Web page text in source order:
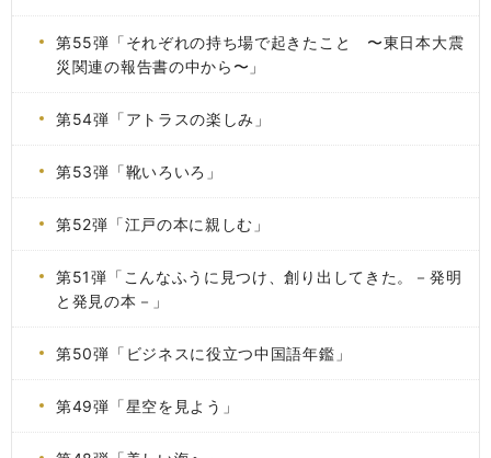
第55弾「それぞれの持ち場で起きたこと 〜東日本大震
災関連の報告書の中から〜」
第54弾「アトラスの楽しみ」
第53弾「靴いろいろ」
第52弾「江戸の本に親しむ」
第51弾「こんなふうに見つけ、創り出してきた。－発明
と発見の本－」
第50弾「ビジネスに役立つ中国語年鑑」
第49弾「星空を見よう」